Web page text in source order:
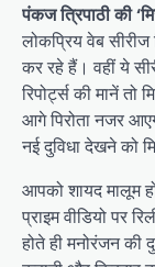
पंकज त्रिपाठी की
लोकप्रिय वेब सीरीज
कर रहे हैं। वहीं ये
रिपोर्ट्स की मानें
आगे पिरोता नजर
नई दुविधा देखने को
आपको शायद मालूम
प्राइम वीडियो पर
होते ही मनोरंजन की